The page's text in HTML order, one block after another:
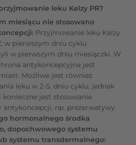
leku Kelzy PR?
miesiącu nie stosowano
Przyjmowanie leku Kelzy
w pierwszym dniu cyklu
w pierwszym dniu miesiączki. W
antykoncepcyjna jest
Możliwe jest również
leku w 2-5. dniu cyklu, jednak
konieczne jest stosowanie
np. prezerwatywy.
hormonalnego środka
dopochwowego systemu
systemu transdermalnego: